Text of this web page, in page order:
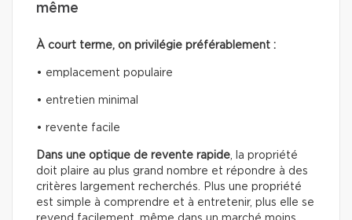
même
À court terme, on privilégie préférablement :
• emplacement populaire
• entretien minimal
• revente facile
Dans une optique de revente rapide , la propriété
doit plaire au plus grand nombre et répondre à des
critères largement recherchés. Plus une propriété
est simple à comprendre et à entretenir, plus elle se